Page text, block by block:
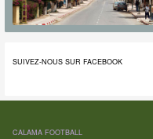
SUIVEZ-NOUS SUR FACEBOOK
CALAMA FOOTBALL